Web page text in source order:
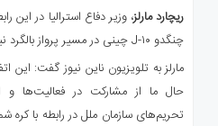
ریچارد مارلز، وزیر دفاع استرالیا در
چنگدو J-۱۰ چینی در مسیر پرواز بالگرد نیروی دریایی استرالیا آتش گشود.
مارلز به تلویزیون ناین نیوز گفت: این
حال ما از مشارکت در فعالیت‌ها و
تحریم‌های سازمان ملل در رابطه با کره